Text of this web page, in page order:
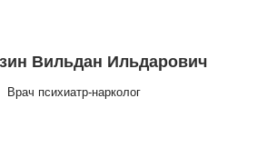
Вильдан Ильдарович
Врач психиатр-нарколог